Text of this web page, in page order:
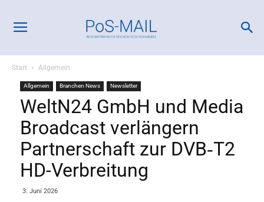
Start Allgemein
Allgemein Branchen News Newsletter
WeltN24 GmbH und Media
Broadcast verlängern
Partnerschaft zur DVB‑T2
HD-Verbreitung
3. Juni 2026